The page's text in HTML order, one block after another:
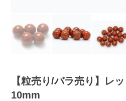
【粒売り/バラ売り】レ
10mm